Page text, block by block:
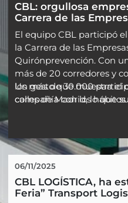
CBL: orgullosa
Carrera de las
El equipo CBL participó
la Carrera de las
Quirónprevención. Con
más de 20 corredores y
los más de 30.000
calles de Madrid, lo que
Un gesto que muestra el
compañía con los hábitos
06/11/2025
CBL LOGÍSTICA, ha
Feria” Transport